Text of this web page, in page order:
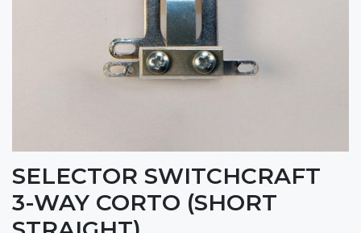
SELECTOR SWITCHCRAFT
3-WAY CORTO (SHORT